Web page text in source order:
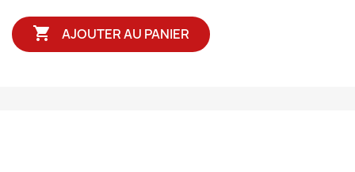
 AJOUTER AU PANIER